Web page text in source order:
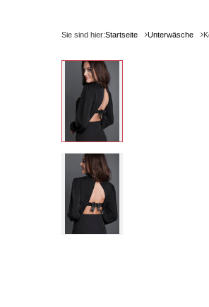
Sie sind hier:Startseite Unterwäsche